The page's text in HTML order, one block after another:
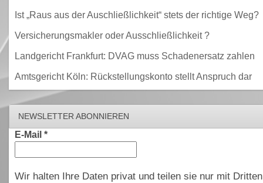
Ist „Raus aus der Auschließlichkeit“ stets der richtige Weg?
Versicherungsmakler oder Ausschließlichkeit ?
Landgericht Frankfurt: DVAG muss Schadenersatz zahlen
Amtsgericht Köln: Rückstellungskonto stellt Anspruch dar
NEWSLETTER ABONNIEREN
E-Mail *
Wir halten Ihre Daten privat und teilen sie nur mit